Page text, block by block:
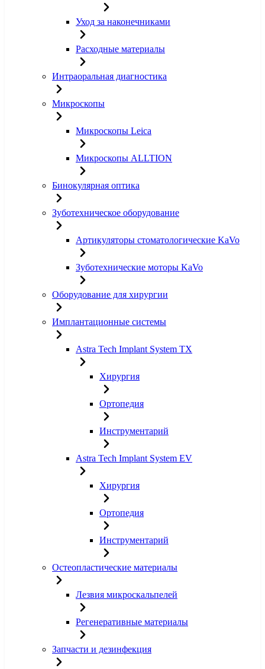
Уход за наконечниками
Расходные материалы
Интраоральная диагностика
Микроскопы
Микроскопы Leica
Микроскопы ALLTION
Бинокулярная оптика
Зуботехническое оборудование
Артикуляторы стоматологические KaVo
Зуботехнические моторы KaVo
Оборудование для хирургии
Имплантационные системы
Astra Tech Implant System TX
Хирургия
Ортопедия
Инструментарий
Astra Tech Implant System EV
Хирургия
Ортопедия
Инструментарий
Остеопластические материалы
Лезвия микроскальпелей
Регенеративные материалы
Запчасти и дезинфекция